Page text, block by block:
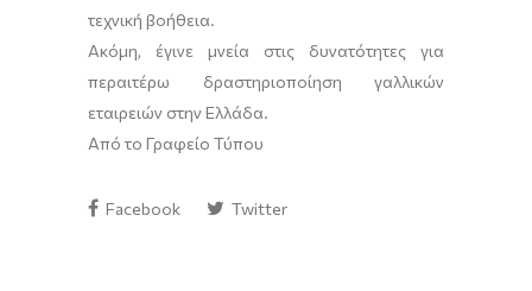
τεχνική βοήθεια.
Ακόμη, έγινε μνεία στις δυνατότητες για
περαιτέρω δραστηριοποίηση γαλλικών
εταιρειών στην Ελλάδα.
Από το Γραφείο Τύπου
Facebook Twitter